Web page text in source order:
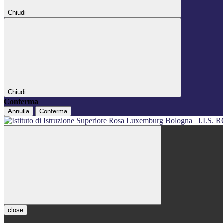
Chiudi
Chiudi
Conferma
Annulla Conferma
I.I.S.
close